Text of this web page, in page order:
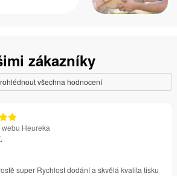
zákazníky
všechna hodnocení
Heureka
super Rychlost dodání a skvělá kvalita tisku